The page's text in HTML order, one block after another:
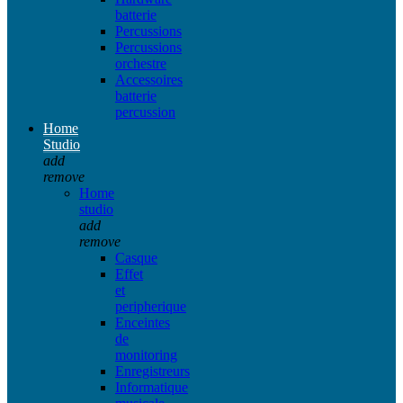
batterie
Percussions
Percussions
orchestre
Accessoires
batterie
percussion
Home
Studio
add
remove
Home
studio
add
remove
Casque
Effet
et
peripherique
Enceintes
de
monitoring
Enregistreurs
Informatique